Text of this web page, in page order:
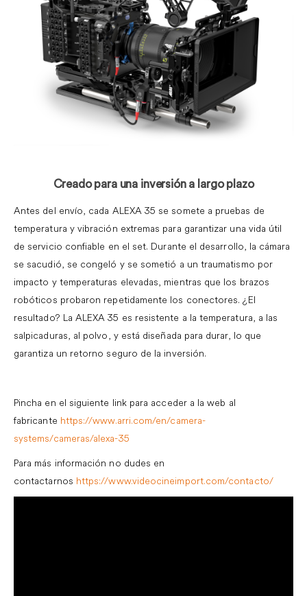
Creado para una inversión a largo plazo
Antes del envío, cada ALEXA 35 se somete a pruebas de
temperatura y vibración extremas para garantizar una vida útil
de servicio confiable en el set. Durante el desarrollo, la cámara
se sacudió, se congeló y se sometió a un traumatismo por
impacto y temperaturas elevadas, mientras que los brazos
robóticos probaron repetidamente los conectores.¿El
resultado? La ALEXA 35 es resistente a la temperatura, a las
salpicaduras, al polvo, y está diseñada para durar, lo que
garantiza un retorno seguro de la inversión.
Pincha en el siguiente link para acceder a la web al
fabricante https://www.arri.com/en/camera-
systems/cameras/alexa-35
Para más información no dudes en
contactarnos https://www.videocineimport.com/contacto/